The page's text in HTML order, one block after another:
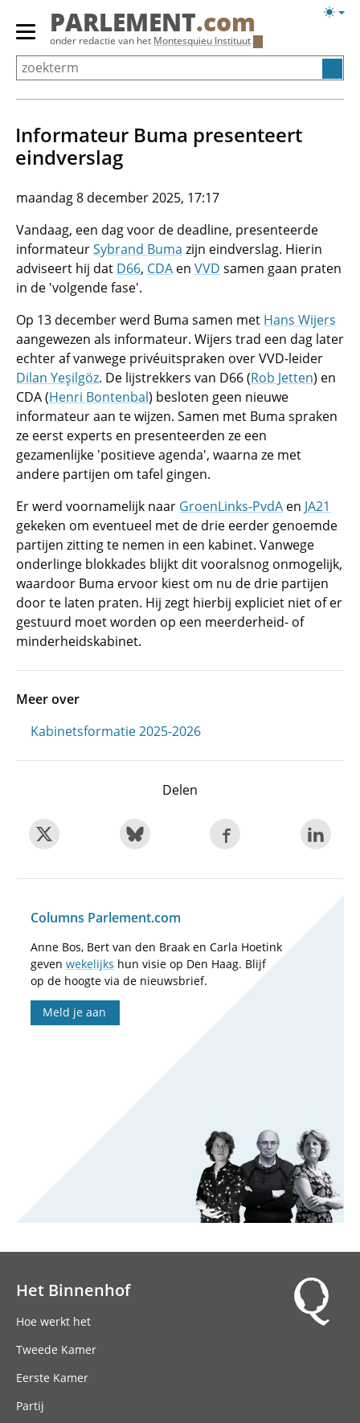
Overslaan
Primair
menu
tonen/verbergen
PARLEMENT.com
onder redactie van het Montesquieu Instituut
Informateur Buma presenteert
eindverslag
maandag 8 december 2025, 17:17
Vandaag, een dag voor de deadline, presenteerde
informateurSybrand Buma zijn eindverslag. Hierin
adviseert hij dat D66, CDA en VVD samen gaan praten
in de 'volgende fase'.
Op 13 december werd Buma samen met Hans Wijers
aangewezen als informateur. Wijers trad een dag later
echter af vanwege privéuitspraken over VVD-leider
Dilan Yeşilgöz. De lijstrekkers van D66 (Rob Jetten) en
CDA (Henri Bontenbal) besloten geen nieuwe
informateur aan te wijzen. Samen met Buma spraken
ze eerst experts en presenteerden ze een
gezamenlijke 'positieve agenda', waarna ze met
andere partijen om tafel gingen.
Er werd voornamelijk naar GroenLinks-PvdA en JA21
gekeken om eventueel met de drie eerder genoemde
partijen zitting te nemen in een kabinet. Vanwege
onderlinge blokkades blijkt dit vooralsnog onmogelijk,
waardoor Buma ervoor kiest om nu de drie partijen
door te laten praten. Hij zegt hierbij expliciet niet of er
gestuurd moet worden op een meerderheid- of
minderheidskabinet.
Meer over
Kabinetsformatie 2025-2026
Delen
Columns Parlement.com
Anne Bos, Bert van den Braak en Carla Hoetink
geven wekelijks hun visie op Den Haag. Blijf
op de hoogte via de nieuwsbrief.
Meld je aan
Het Binnenhof
Hoe werkt het
Tweede Kamer
Eerste Kamer
Partij